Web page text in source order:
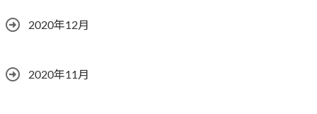
2020年12月
2020年11月